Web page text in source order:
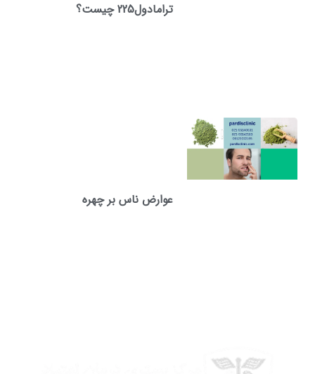
ترامادول225 چیست؟
عوارض ناس بر چهره